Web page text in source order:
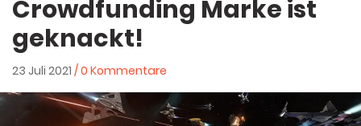
Crowdfunding Marke ist
geknackt!
23 Juli 2021 / 0 Kommentare